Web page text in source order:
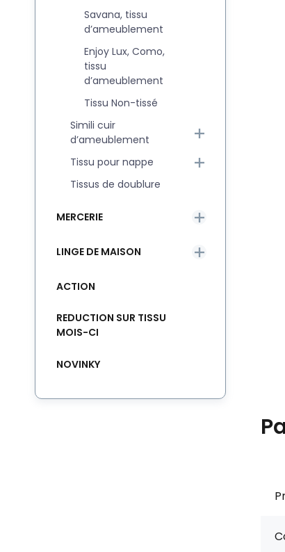
Savana, tissu
d’ameublement
Enjoy Lux, Como,
tissu
d’ameublement
Tissu Non-tissé
Simili cuir
d’ameublement
Tissu pour nappe
Tissus de doublure
MERCERIE
LINGE DE MAISON
ACTION
REDUCTION SUR TISSU
MOIS-CI
NOVINKY